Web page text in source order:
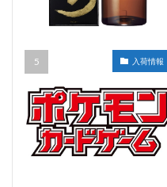
入荷情報